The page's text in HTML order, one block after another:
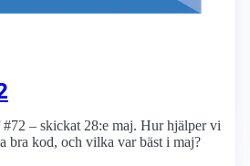
– skickat 28:e maj. Hur hjälper vi
bra kod, och vilka var bäst i maj?